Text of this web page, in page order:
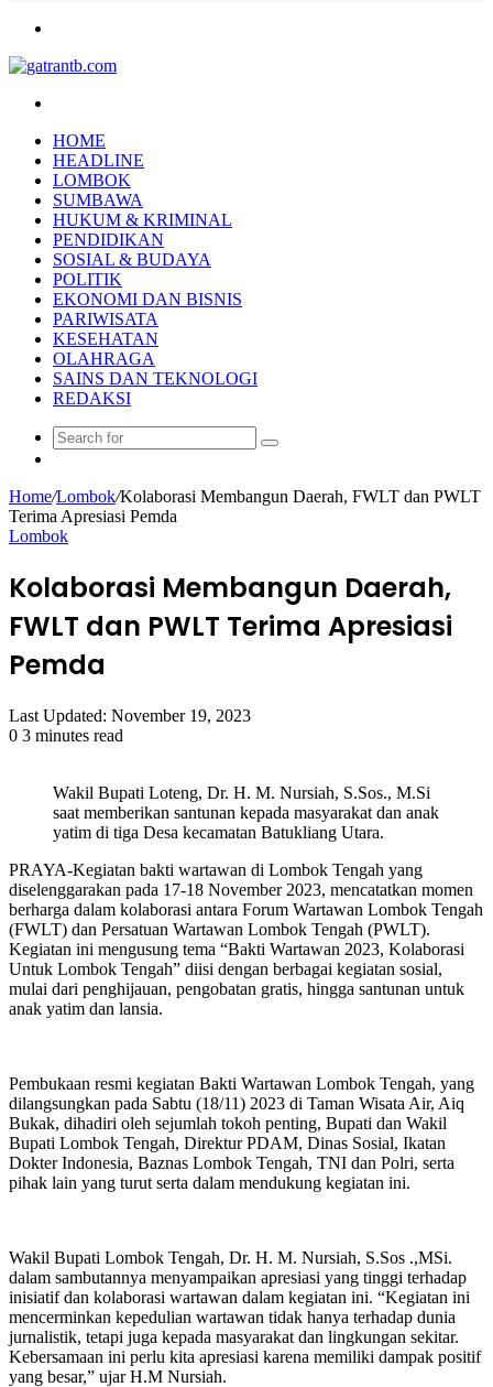
HOME
HEADLINE
LOMBOK
SUMBAWA
HUKUM & KRIMINAL
PENDIDIKAN
SOSIAL & BUDAYA
POLITIK
EKONOMI DAN BISNIS
PARIWISATA
KESEHATAN
OLAHRAGA
SAINS DAN TEKNOLOGI
REDAKSI
Search
Home/Lombok/Kolaborasi Membangun Daerah, FWLT dan PWLT
Terima Apresiasi Pemda
Lombok
Kolaborasi Membangun Daerah,
FWLT dan PWLT Terima Apresiasi
Pemda
Last Updated: November 19, 2023
0 3 minutes read
Wakil Bupati Loteng, Dr. H. M. Nursiah, S.Sos., M.Si
saat memberikan santunan kepada masyarakat dan anak
yatim di tiga Desa kecamatan Batukliang Utara.
PRAYA-Kegiatan bakti wartawan di Lombok Tengah yang
diselenggarakan pada 17-18 November 2023, mencatatkan momen
berharga dalam kolaborasi antara Forum Wartawan Lombok Tengah
(FWLT) dan Persatuan Wartawan Lombok Tengah (PWLT).
Kegiatan ini mengusung tema “Bakti Wartawan 2023, Kolaborasi
Untuk Lombok Tengah” diisi dengan berbagai kegiatan sosial,
mulai dari penghijauan, pengobatan gratis, hingga santunan untuk
anak yatim dan lansia.
Pembukaan resmi kegiatan Bakti Wartawan Lombok Tengah, yang
dilangsungkan pada Sabtu (18/11) 2023 di Taman Wisata Air, Aiq
Bukak, dihadiri oleh sejumlah tokoh penting, Bupati dan Wakil
Bupati Lombok Tengah, Direktur PDAM, Dinas Sosial, Ikatan
Dokter Indonesia, Baznas Lombok Tengah, TNI dan Polri, serta
pihak lain yang turut serta dalam mendukung kegiatan ini.
Wakil Bupati Lombok Tengah, Dr. H. M. Nursiah, S.Sos .,MSi.
dalam sambutannya menyampaikan apresiasi yang tinggi terhadap
inisiatif dan kolaborasi wartawan dalam kegiatan ini. “Kegiatan ini
mencerminkan kepedulian wartawan tidak hanya terhadap dunia
jurnalistik, tetapi juga kepada masyarakat dan lingkungan sekitar.
Kebersamaan ini perlu kita apresiasi karena memiliki dampak positif
yang besar,” ujar H.M Nursiah.